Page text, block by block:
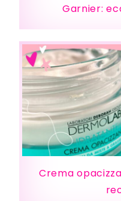
Garnier:
Crema